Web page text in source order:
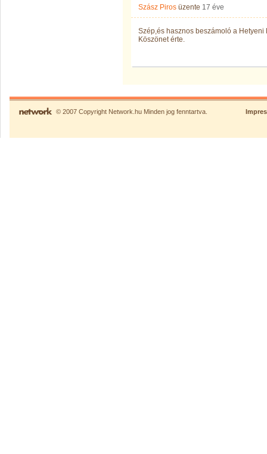
Szász Piros üzente 17 éve
Szép,és hasznos beszámoló a
Köszönet érte.
© 2007 Copyright Network.hu Minden jog fenntartva.